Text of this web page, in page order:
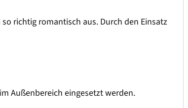
richtig romantisch aus. Durch den Einsatz
Außenbereich eingesetzt werden.